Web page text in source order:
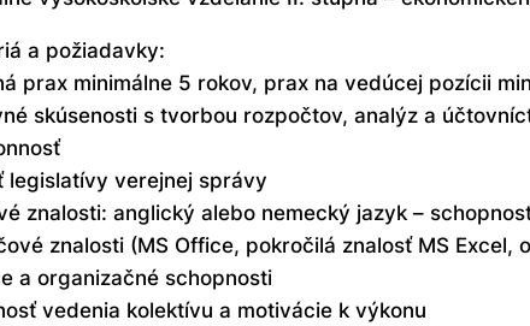
a požiadavky:
prax minimálne 5 rokov, prax na vedúcej pozícii
skúsenosti s tvorbou rozpočtov, analýz a
legislatívy verejnej správy
znalosti: anglický alebo nemecký jazyk –
znalosti (MS Office, pokročilá znalosť MS
a organizačné schopnosti
vedenia kolektívu a motivácie k výkonu